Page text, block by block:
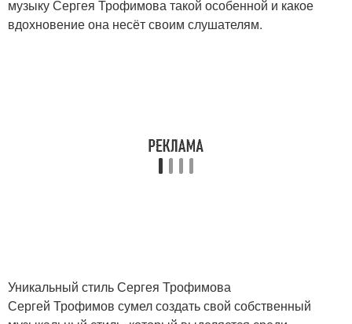
музыку Сергея Трофимова такой особенной и какое
вдохновение она несёт своим слушателям.
Уникальный стиль Сергея Трофимова
Сергей Трофимов сумел создать свой собственный